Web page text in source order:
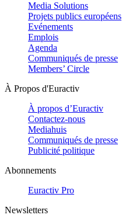
Media Solutions
Projets publics européens
Evénements
Emplois
Agenda
Communiqués de presse
Members’ Circle
À Propos d'Euractiv
À propos d’Euractiv
Contactez-nous
Mediahuis
Communiqués de presse
Publicité politique
Abonnements
Euractiv Pro
Newsletters